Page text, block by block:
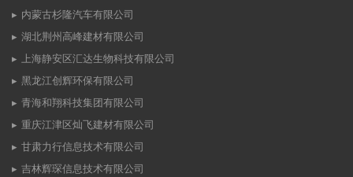
内蒙古杉隆汽车有限公司
湖北荆州高峰建材有限公司
上海静安区汇达生物科技有限公司
黑龙江创辉环保有限公司
青海和翔科技集团有限公司
重庆江津区灿飞建材有限公司
甘肃力行信息技术有限公司
吉林辉琛信息技术有限公司